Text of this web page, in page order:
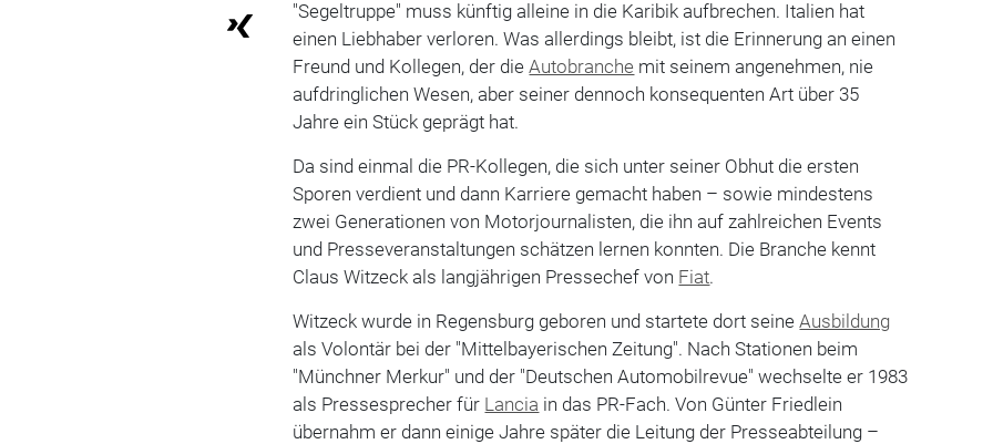
"Segeltruppe" muss künftig alleine in die Karibik aufbrechen. Italien hat
einen Liebhaber verloren. Was allerdings bleibt, ist die Erinnerung an einen
Freund und Kollegen, der dieAutobranche mit seinem angenehmen, nie
aufdringlichen Wesen, aber seiner dennoch konsequenten Art über 35
Jahre ein Stück geprägt hat.
Da sind einmal die PR-Kollegen, die sich unter seiner Obhut die ersten
Sporen verdient und dann Karriere gemacht haben – sowie mindestens
zwei Generationen von Motorjournalisten, die ihn auf zahlreichen Events
und Presseveranstaltungen schätzen lernen konnten. Die Branche kennt
Claus Witzeck als langjährigen Pressechef von Fiat.
Witzeck wurde in Regensburg geboren und startete dort seineAusbildung
als Volontär bei der "Mittelbayerischen Zeitung". Nach Stationen beim
"Münchner Merkur" und der "Deutschen Automobilrevue" wechselte er 1983
als Pressesprecher für Lancia in das PR-Fach. Von Günter Friedlein
übernahm er dann einige Jahre später die Leitung der Presseabteilung –